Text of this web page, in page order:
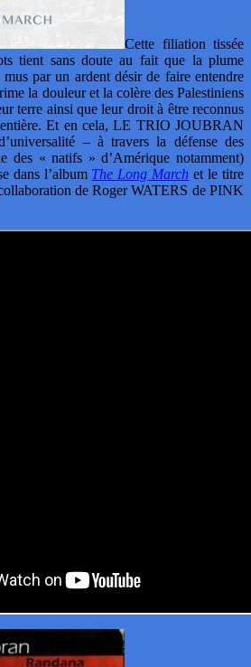
Cette filiation tissée
tient sans doute au fait que la plume
par un ardent désir de faire entendre
la douleur et la colère des Palestiniens
terre ainsi que leur droit à être reconnus
Et en cela, LE TRIO JOUBRAN
– à travers la défense des
des « natifs » d’Amérique notamment)
dans l’album The Long March et le titre
de Roger WATERS de PINK